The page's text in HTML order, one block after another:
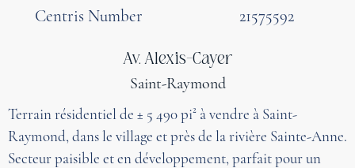
Centris Number 21575592
Av. Alexis-Cayer
Saint-Raymond
Terrain résidentiel de ± 5 490 pi² à vendre à Saint-
Raymond, dans le village et près de la rivière Sainte-Anne.
Secteur paisible et en développement, parfait pour un